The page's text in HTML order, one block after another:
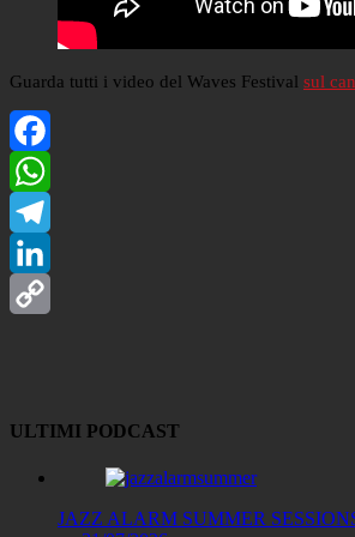
Guarda tutti i video del Waves Festival sul
Facebook
WhatsApp
Telegram
LinkedIn
ULTIMI PODCAST
JAZZ ALARM SUMMER